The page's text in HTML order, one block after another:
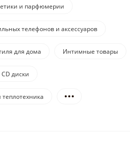
и парфюмерии
телефонов и аксессуаров
для дома Интимные товары
диски